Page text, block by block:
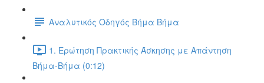
Αναλυτικός Οδηγός Βήμα Βήμα
1. Ερώτηση Πρακτικής Άσκησης με Απάντηση
Βήμα-Βήμα (0:12)